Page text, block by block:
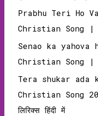
Prabhu Teri Ho
Christian Song |
Senao ka
Christian Song |
Tera shukar ada
Christian Song
लिरिक्‍स हिंदी में